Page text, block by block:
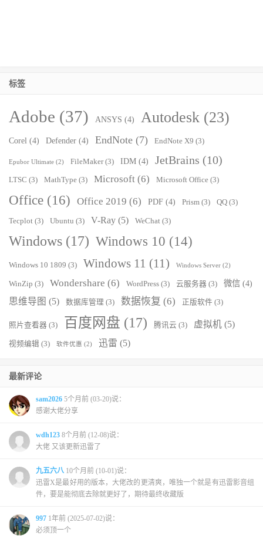
标签
Adobe (37) ANSYS (4) Autodesk (23)
Corel (4) Defender (4) EndNote (7) EndNote X9 (3)
Epubor Ultimate (2) FileMaker(3) IDM (4) JetBrains (10)
LTSC (3) MathType (3) Microsoft (6) Microsoft Office (3)
Office (16) Office 2019 (6) PDF (4) Prism (3) QQ (3)
Tecplot (3) Ubuntu (3) V-Ray (5) WeChat (3)
Windows (17) Windows 10 (14)
Windows 10 1809 (3) Windows 11 (11) Windows Server (2)
WinZip (3) Wondershare (6) WordPress (3) 云服务器 (3) 微信 (4)
思维导图 (5) 数据库管理 (3) 数据恢复 (6) 正版软件 (3)
照片查看器 (3) 百度网盘 (17) 腾讯云 (3) 虚拟机 (5)
视频编辑 (3) 软件优惠 (2) 迅雷 (5)
最新评论
sam2026 5个月前 (03-20)说：
感谢大佬分享
wdh123 8个月前 (12-08)说：
大佬 又该更新迅雷了
九五六八 10个月前 (10-01)说：
迅雷X是最好用的版本，大佬改的更清爽，唯独一个就是有迅雷影音组
件，要是能彻底去除就更好了，期待最终收藏版
997 1年前 (2025-07-02)说：
必须顶一个